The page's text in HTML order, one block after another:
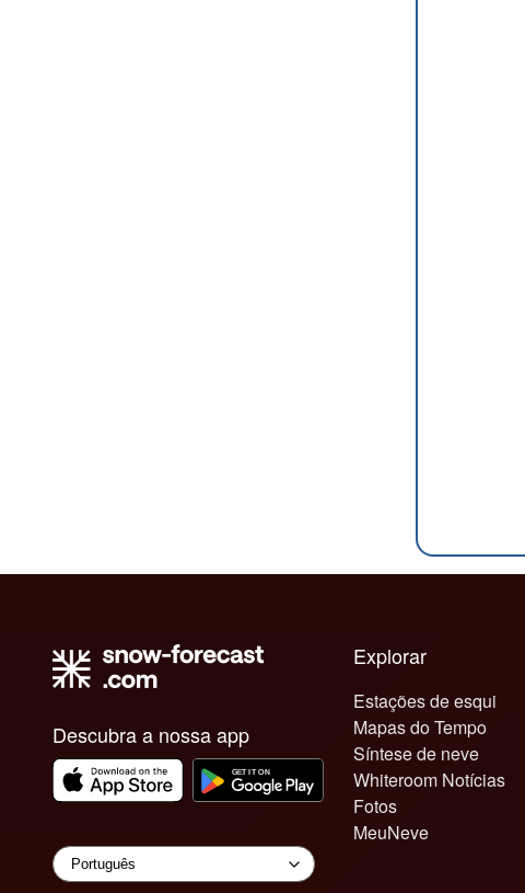
Descubra a nossa app
Explorar
Estações de esqui
Mapas do Tempo
Síntese de neve
Whiteroom Notícias
Fotos
MeuNeve